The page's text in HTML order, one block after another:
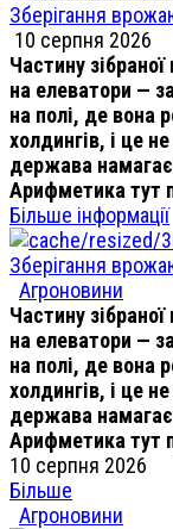
Зберігання
10 серпня 2026
Частину
на елеватори —
на полі, де вона
холдингів, і це
держава
Арифметика тут
Більше інформації
Зберігання
Агроновини
Частину
на елеватори —
на полі, де вона
холдингів, і це
держава
Арифметика тут
10 серпня 2026
Більше
Агроновини